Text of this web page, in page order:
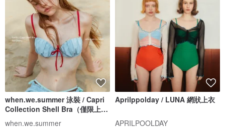
when.we.summer 泳裝 / Capri
Collection Shell Bra（僅限上
衣）
when.we.summer
Aprilppolday / LUNA 網狀上衣
APRILPOOLDAY